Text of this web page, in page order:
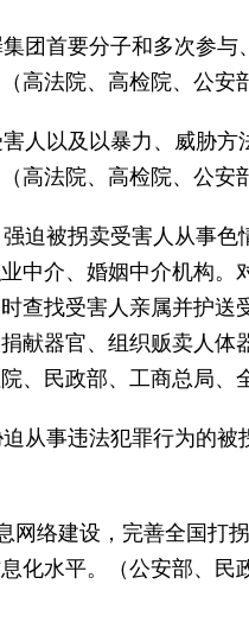
要分子和多次参与、
高法院、高检院、公安
及以暴力、威胁方法
高法院、高检院、公安
拐卖受害人从事色情
中介、婚姻中介机构
查找受害人亲属并护
献器官、组织贩卖人
、民政部、工商总局
违法犯罪行为的被拐
络建设，完善全国打拐
化水平。（公安部、